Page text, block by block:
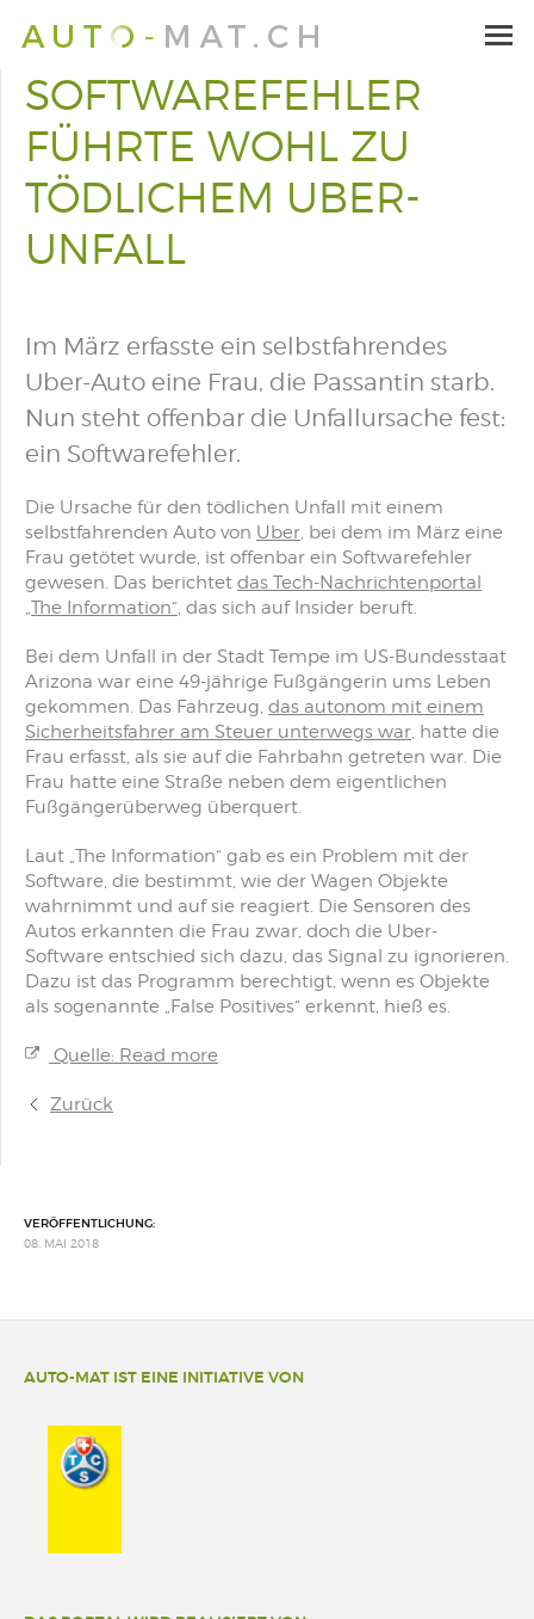
SOFTWAREFEHLER
FÜHRTE WOHL ZU
TÖDLICHEM UBER-
UNFALL
Im März erfasste ein selbstfahrendes
Uber-Auto eine Frau, die Passantin starb.
Nun steht offenbar die Unfallursache fest:
ein Softwarefehler.
Die Ursache für den tödlichen Unfall mit einem
selbstfahrenden Auto von Uber, bei dem im März eine
Frau getötet wurde, ist offenbar ein Softwarefehler
gewesen. Das berichtet das Tech-Nachrichtenportal
„The Information“, das sich auf Insider beruft.
Bei dem Unfall in der Stadt Tempe im US-Bundesstaat
Arizona war eine 49-jährige Fußgängerin ums Leben
gekommen. Das Fahrzeug, das autonom mit einem
Sicherheitsfahrer am Steuer unterwegs war, hatte die
Frau erfasst, als sie auf die Fahrbahn getreten war. Die
Frau hatte eine Straße neben dem eigentlichen
Fußgängerüberweg überquert.
Laut „The Information“ gab es ein Problem mit der
Software, die bestimmt, wie der Wagen Objekte
wahrnimmt und auf sie reagiert. Die Sensoren des
Autos erkannten die Frau zwar, doch die Uber-
Software entschied sich dazu, das Signal zu ignorieren.
Dazu ist das Programm berechtigt, wenn es Objekte
als sogenannte „False Positives“ erkennt, hieß es.
Quelle: Read more
Zurück
VERÖFFENTLICHUNG:
08. MAI 2018
AUTO-MAT IST EINE INITIATIVE VON